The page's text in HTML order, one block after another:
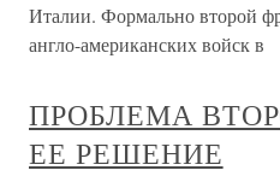
Италии. Формально второй
англо-американских войск в
ПРОБЛЕМА
ЕЕ РЕШЕНИЕ